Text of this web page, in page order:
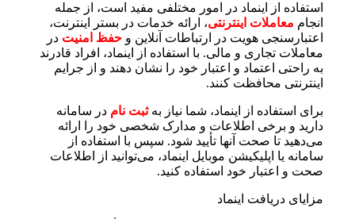
استفاده از اینماد در امور مختلفی مفید است، از جمله
انجام معاملات اینترنتی، ارائه خدمات در بستر اینترنت،
اعتبارسنجی هویت در ارتباطات آنلاین و حفظ امنیت در
معاملات تجاری و مالی. با استفاده از اینماد، افراد قادرند
به راحتی اعتماد و اعتبار خود را نشان دهند و از جرایم
اینترنتی محافظت کنند.
برای استفاده از اینماد، شما نیاز بهثبت نام در سامانه
دارید و برخی اطلاعات و مدارک شخصی خود را ارائه
می‌دهید تا صحت آنها تأیید شود. سپس با استفاده از
سامانه یا اپلیکیشن موبایل اینماد، می‌توانید از اطلاعات
صحت و اعتبار خود استفاده کنید.
مزایای دریافت اینماد